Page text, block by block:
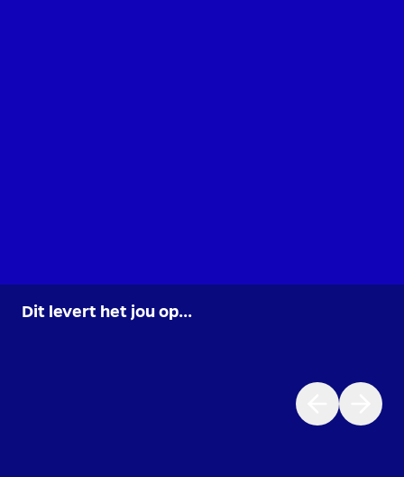
Dit levert het jou op...